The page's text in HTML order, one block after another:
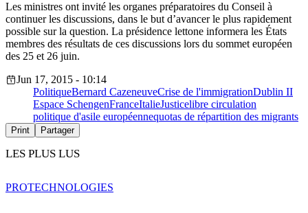
Les ministres ont invité les organes préparatoires du Conseil à
continuer les discussions, dans le but d’avancer le plus rapidement
possible sur la question. La présidence lettone informera les États
membres des résultats de ces discussions lors du sommet européen
des 25 et 26 juin.
Jun 17, 2015 - 10:14
PolitiqueBernard CazeneuveCrise de l'immigrationDublin II
Espace SchengenFranceItalieJusticelibre circulation
politique d'asile européennequotas de répartition des migrants
Print Partager
LES PLUS LUS
PROTECHNOLOGIES